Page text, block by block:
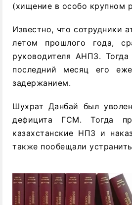
(хищение в особо крупном
Известно, что сотрудники
летом прошлого года,
руководителя АНПЗ.
последний месяц его
задержанием.
Шухрат Данбай был
дефицита ГСМ. Тогда
казахстанские НПЗ и
также пообещали